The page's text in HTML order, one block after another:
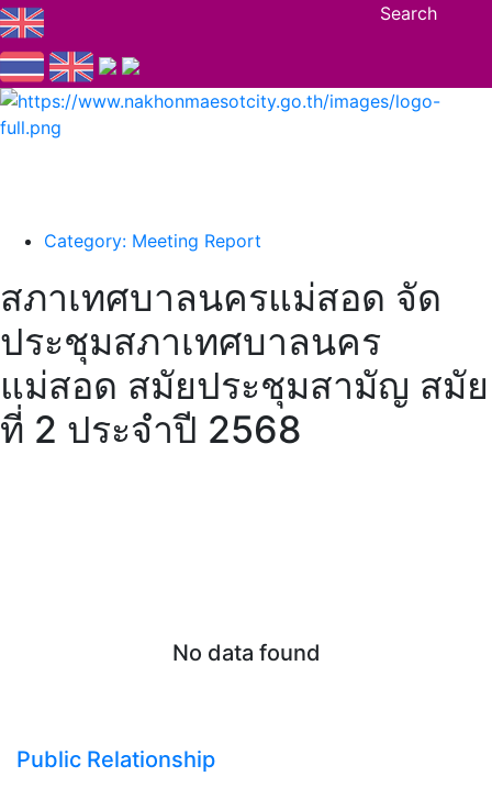
Search
Category: Meeting Report
สภาเทศบาลนครแม่สอด จัด
ประชุมสภาเทศบาลนคร
แม่สอด สมัยประชุมสามัญ สมัย
ที่ 2 ประจำปี 2568
No data found
Public Relationship